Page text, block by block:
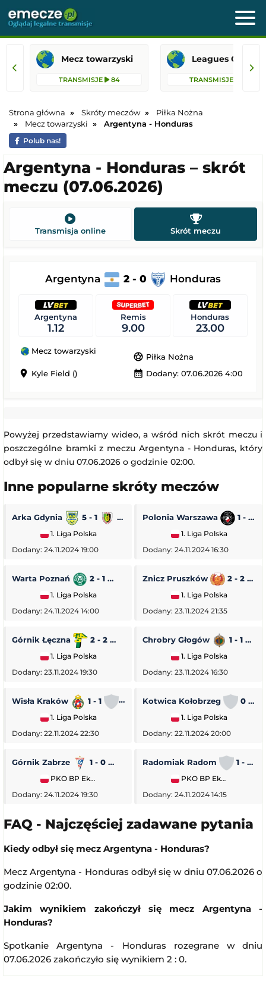
Mecz towarzyski
TRANSMISJE 84 TRANSMISJE
Strona główna Skróty meczów
Piłka Nożna
Mecz towarzyski
Argentyna - Honduras
Polub nas!
Argentyna - Honduras – skrót
meczu (07.06.2026)
Transmisja online Skrót meczu
Argentyna 2 - 0 Honduras
Argentyna
1.12
Remis
9.00
Honduras
23.00
Mecz towarzyski
sports_soccer Piłka Nożna
location_on Kyle Field () calendar_month Dodany: 07.06.2026 4:00
Powyżej przedstawiamy wideo, a wśród nich skrót meczu i
poszczególne bramki z meczu Argentyna - Honduras, który
odbył się w dniu 07.06.2026 o godzinie 02:00.
Inne popularne skróty meczów
Arka Gdynia 5 - 1
1. Liga Polska
Dodany: 24.11.2024 19:00
Polonia Warszawa 1 - 0
1. Liga Polska
Dodany: 24.11.2024 16:30
Warta Poznań 2 - 1 Pogoń Siedlce
1. Liga Polska
Dodany: 24.11.2024 14:00
Znicz Pruszków 2 - 2
1. Liga Polska
Dodany: 23.11.2024 21:35
Górnik Łęczna 2 - 2 GKS Tychy
1. Liga Polska
Dodany: 23.11.2024 19:30
Chrobry Głogów 1 - 1
1. Liga Polska
Dodany: 23.11.2024 16:30
Wisła Kraków 1 - 1 Stal Rzeszów
1. Liga Polska
Dodany: 22.11.2024 22:30
Kotwica Kołobrzeg 0 - 5
1. Liga Polska
Dodany: 22.11.2024 20:00
Górnik Zabrze 1 - 0 Piast Gliwice
PKO BP Ekstraklasa
Dodany: 24.11.2024 19:30
Radomiak Radom 1 - 2
PKO BP Ekstraklasa
Dodany: 24.11.2024 14:15
FAQ - Najczęściej zadawane pytania
Kiedy odbył się mecz Argentyna - Honduras?
Mecz Argentyna - Honduras odbył się w dniu 07.06.2026 o
godzinie 02:00.
Jakim wynikiem zakończył się mecz Argentyna -
Honduras?
Spotkanie Argentyna - Honduras rozegrane w dniu
07.06.2026 zakończyło się wynikiem 2 : 0.